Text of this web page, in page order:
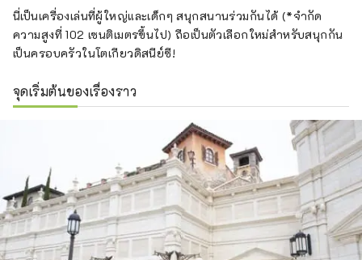
นี่เป็นเครื่องเล่นที่ผู้ใหญ่และเด็กๆ สนุกสนานร่วมกันได้ (*จำกัด
ความสูงที่ 102 เซนติเมตรขึ้นไป) ถือเป็นตัวเลือกใหม่สำหรับสนุกกัน
เป็นครอบครัวในโตเกียวดิสนีย์ซี!
จุดเริ่มต้นของเรื่องราว